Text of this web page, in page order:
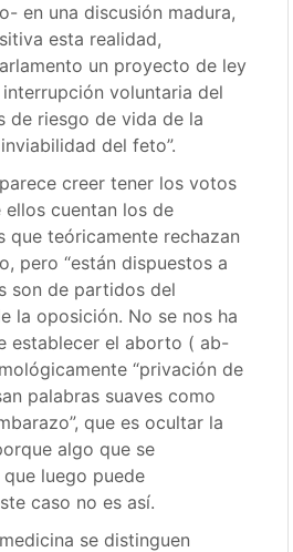
en una discusión madura,
esta realidad,
un proyecto de ley
voluntaria del
de riesgo de vida de la
del feto”.
creer tener los votos
ellos cuentan los de
que teóricamente rechazan
pero “están dispuestos a
son de partidos del
la oposición. No se nos ha
establecer el aborto ( ab-
“privación de
palabras suaves como
que es ocultar la
algo que se
luego puede
caso no es así.
se distinguen